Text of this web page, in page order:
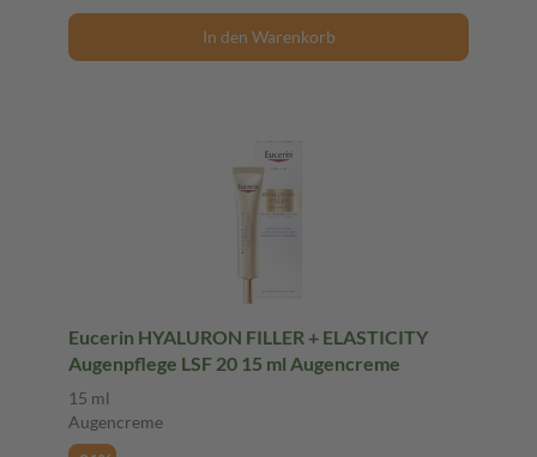
In den Warenkorb
Eucerin HYALURON FILLER + ELASTICITY
Augenpflege LSF 20 15 ml Augencreme
15 ml
Augencreme